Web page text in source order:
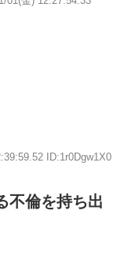
ID:1r0Dgw1X0
不倫を持ち出